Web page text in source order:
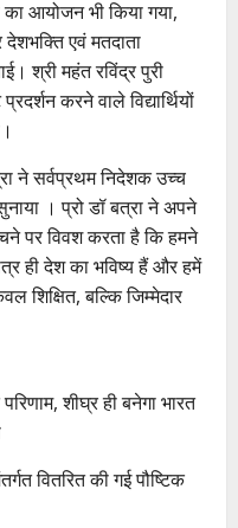
का आयोजन भी किया गया,
एवं मतदाता
श्री महंत रविंद्र पुरी
करने वाले विद्यार्थियों
ने सर्वप्रथम निदेशक उच्च
। प्रो डॉ बत्रा ने अपने
पर विवश करता है कि हमने
ही देश का भविष्य हैं और हमें
शिक्षित, बल्कि जिम्मेदार
शीघ्र ही बनेगा भारत
वितरित की गई पौष्टिक